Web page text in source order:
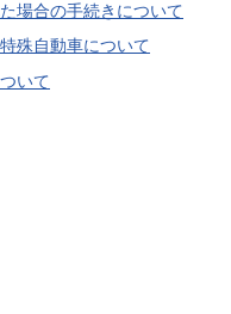
場合の手続きについて
殊自動車について
いて